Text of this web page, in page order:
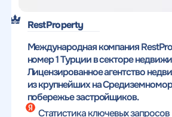
RestProperty
Международная компания
номер 1 Турции в секторе
Лицензированное агентство
из крупнейших на
побережье застройщиков.
Статистика ключевых запросов
Получить
SEO - аудит
Вместе с аудитом
мы даем структуру
Отклик на
Укажите ваш номер телефона и
вами в ближайшее время
Укажите ваш номер
и введите промокод